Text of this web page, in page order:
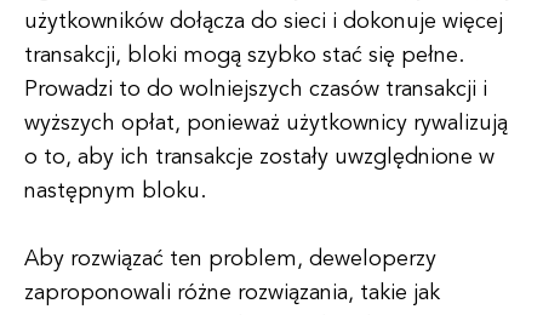
użytkowników dołącza do sieci i dokonuje więcej
transakcji, bloki mogą szybko stać się pełne.
Prowadzi to do wolniejszych czasów transakcji i
wyższych opłat, ponieważ użytkownicy rywalizują
o to, aby ich transakcje zostały uwzględnione w
następnym bloku.
Aby rozwiązać ten problem, deweloperzy
zaproponowali różne rozwiązania, takie jak